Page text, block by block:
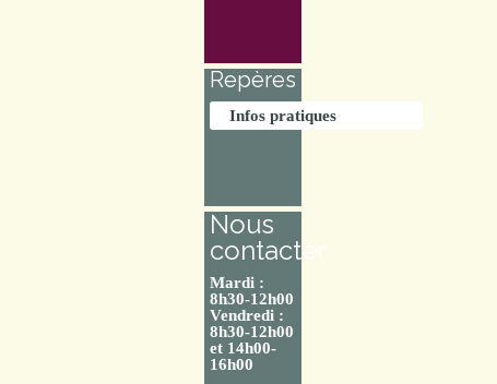
Repères
Infos pratiques
Nous
contacter
Mardi :
8h30-12h00
Vendredi :
8h30-12h00
et 14h00-
16h00